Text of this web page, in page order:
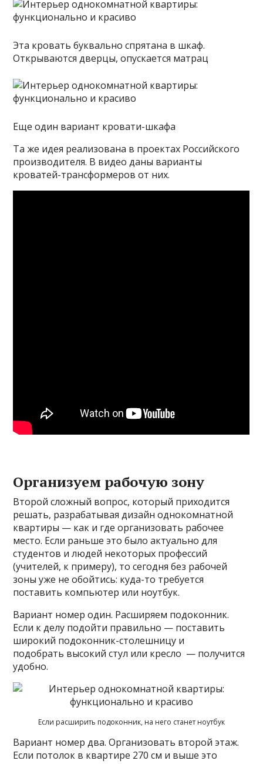
Эта кровать буквально спрятана в шкаф.
Открываются дверцы, опускается матрац
Еще один вариант кровати-шкафа
Та же идея реализована в проектах Российского
производителя. В видео даны варианты
кроватей-трансформеров от них.
Организуем рабочую зону
Второй сложный вопрос, который приходится
решать, разрабатывая дизайн однокомнатной
квартиры — как и где организовать рабочее
место. Если раньше это было актуально для
студентов и людей некоторых профессий
(учителей, к примеру), то сегодня без рабочей
зоны уже не обойтись: куда-то требуется
поставить компьютер или ноутбук.
Вариант номер один. Расширяем подоконник.
Если к делу подойти правильно — поставить
широкий подоконник-столешницу и
подобрать высокий стул или кресло — получится
удобно.
Если расширить подоконник, на него станет ноутбук
Вариант номер два. Организовать второй этаж.
Если потолок в квартире 270 см и выше это